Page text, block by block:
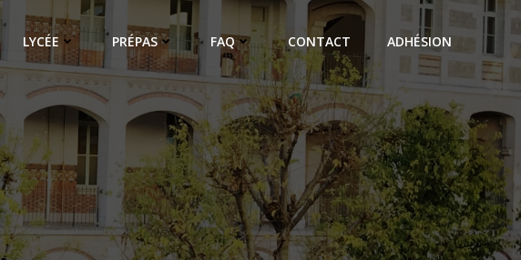
LYCÉE PRÉPAS FAQ CONTACT ADHÉSION